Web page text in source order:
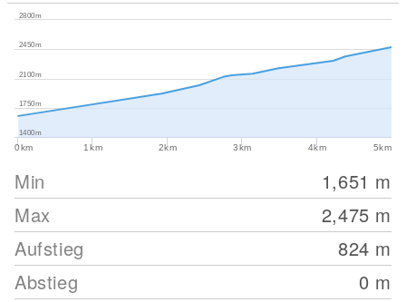
0km 1km 2km 3km 4km 5km
1400m
1750m
2100m
2450m
2800m
Min 1,651 m
Max
2,475 m
Aufstieg
824 m
Abstieg
0 m